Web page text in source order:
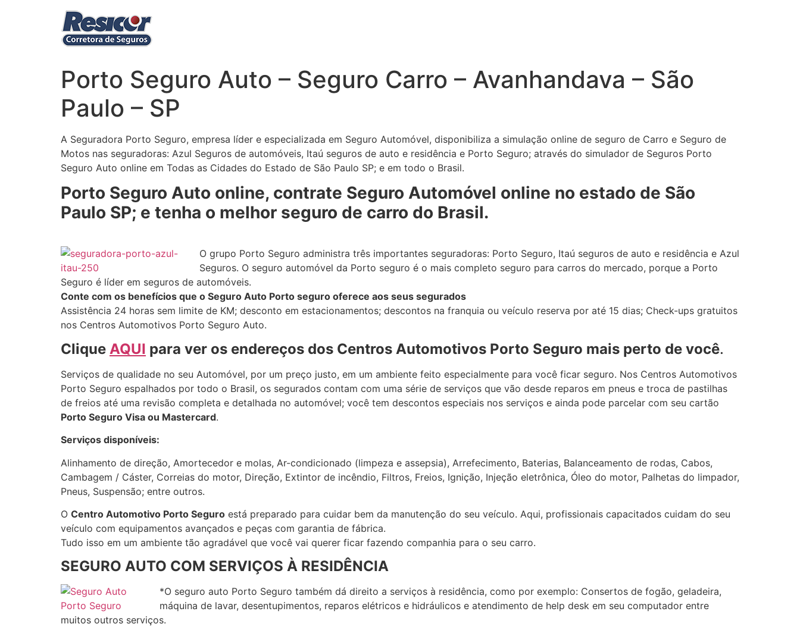
Porto Seguro Auto – Seguro Carro – Avanhandava – São
Paulo – SP
A Seguradora Porto Seguro, empresa líder e especializada em Seguro Automóvel, disponibiliza a simulação online de seguro de Carro e Seguro de
Motos nas seguradoras: Azul Seguros de automóveis, Itaú seguros de auto e residência e Porto Seguro; através do simulador de Seguros Porto
Seguro Auto online em Todas as Cidades do Estado de São Paulo SP; e em todo o Brasil.
Porto Seguro Auto online, contrate Seguro Automóvel online no estado de São
Paulo SP; e tenha o melhor seguro de carro do Brasil.
O grupo Porto Seguro administra três importantes seguradoras: Porto Seguro, Itaú seguros de auto e residência e Azul
Seguros. O seguro automóvel da Porto seguro é o mais completo seguro para carros do mercado, porque a Porto
Seguro é líder em seguros de automóveis.
Conte com os benefícios que o Seguro Auto Porto seguro oferece aos seus segurados
Assistência 24 horas sem limite de KM; desconto em estacionamentos; descontos na franquia ou veículo reserva por até 15 dias; Check-ups gratuitos
nos Centros Automotivos Porto Seguro Auto.
Clique AQUI para ver os endereços dos Centros Automotivos Porto Seguro mais perto de você.
Serviços de qualidade no seu Automóvel, por um preço justo, em um ambiente feito especialmente para você ficar seguro. Nos Centros Automotivos
Porto Seguro espalhados por todo o Brasil, os segurados contam com uma série de serviços que vão desde reparos em pneus e troca de pastilhas
de freios até uma revisão completa e detalhada no automóvel; você tem descontos especiais nos serviços e ainda pode parcelar com seu cartão
Porto Seguro Visa ou Mastercard.
Serviços disponíveis:
Alinhamento de direção, Amortecedor e molas, Ar-condicionado (limpeza e assepsia), Arrefecimento, Baterias, Balanceamento de rodas, Cabos,
Cambagem / Cáster, Correias do motor, Direção, Extintor de incêndio, Filtros, Freios, Ignição, Injeção eletrônica, Óleo do motor, Palhetas do limpador,
Pneus, Suspensão; entre outros.
O Centro Automotivo Porto Seguro está preparado para cuidar bem da manutenção do seu veículo. Aqui, profissionais capacitados cuidam do seu
veículo com equipamentos avançados e peças com garantia de fábrica.
Tudo isso em um ambiente tão agradável que você vai querer ficar fazendo companhia para o seu carro.
SEGURO AUTO COM SERVIÇOS À RESIDÊNCIA
*O seguro auto Porto Seguro também dá direito a serviços à residência, como por exemplo: Consertos de fogão, geladeira,
máquina de lavar, desentupimentos, reparos elétricos e hidráulicos e atendimento de help desk em seu computador entre
muitos outros serviços.